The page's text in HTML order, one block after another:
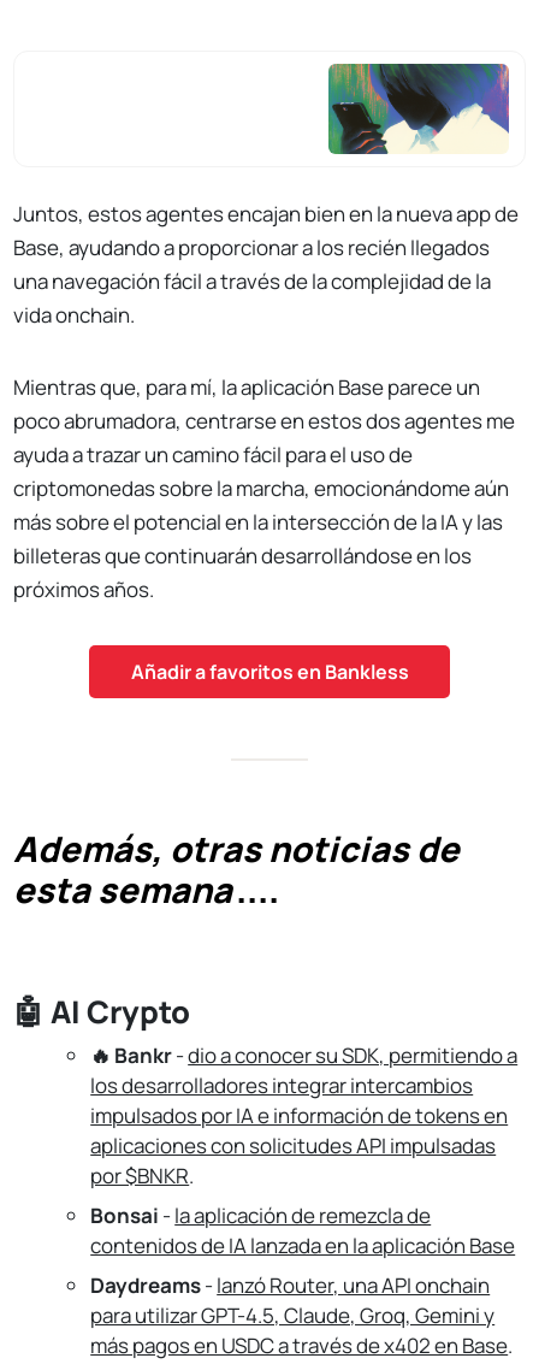
Juntos, estos agentes encajan bien en la nueva app de
Base, ayudando a proporcionar a los recién llegados
una navegación fácil a través de la complejidad de la
vida onchain.
Mientras que, para mí, la aplicación Base parece un
poco abrumadora, centrarse en estos dos agentes me
ayuda a trazar un camino fácil para el uso de
criptomonedas sobre la marcha, emocionándome aún
más sobre el potencial en la intersección de la IA y las
billeteras que continuarán desarrollándose en los
próximos años.
Añadir a favoritos en Bankless
Además, otras noticias de
esta semana....
🤖AI Crypto
🔥 Bankr-dio a conocer su SDK, permitiendo a
los desarrolladores integrar intercambios
impulsados por IA e información de tokens en
aplicaciones con solicitudes API impulsadas
por $BNKR.
Bonsai -la aplicación de remezcla de
contenidos de IA lanzada en la aplicación Base
Daydreams-lanzó Router, una API onchain
para utilizar GPT-4.5, Claude, Groq, Gemini y
más pagos en USDC a través de x402 en Base.